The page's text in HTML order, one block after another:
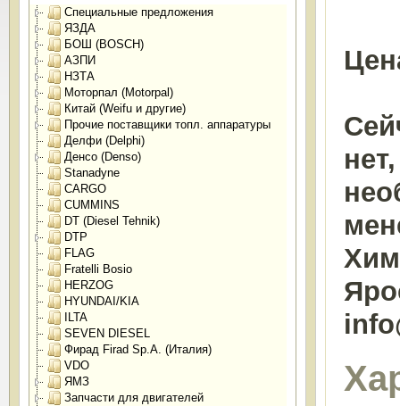
Специальные предложения
ЯЗДА
БОШ (BOSCH)
АЗПИ
НЗТА
Моторпал (Motorpal)
Китай (Weifu и другие)
Прочие поставщики топл. аппаратуры
Делфи (Delphi)
Денсо (Denso)
Stanadyne
CARGO
CUMMINS
DT (Diesel Tehnik)
DTP
FLAG
Fratelli Bosio
HERZOG
HYUNDAI/KIA
ILTA
SEVEN DIESEL
Фирад Firad Sp.A. (Италия)
VDO
ЯМЗ
Запчасти для двигателей